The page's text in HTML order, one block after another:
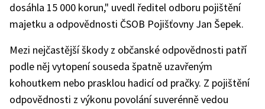
dosáhla 15 000 korun," uvedl ředitel odboru pojištění
majetku a odpovědnosti ČSOB Pojišťovny Jan Šepek.
Mezi nejčastější škody z občanské odpovědnosti patří
podle něj vytopení souseda špatně uzavřeným
kohoutkem nebo prasklou hadicí od pračky. Z pojištění
odpovědnosti z výkonu povolání suverénně vedou